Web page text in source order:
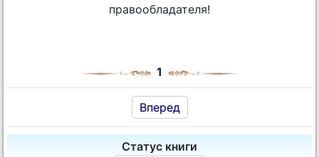
правообладателя!
1
Вперед
Статус книги